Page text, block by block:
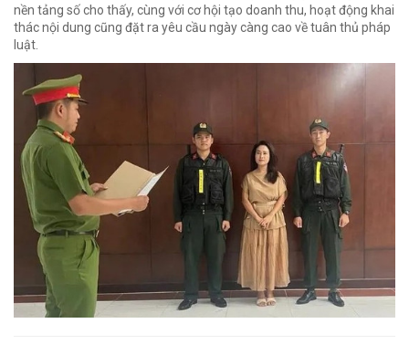
nền tảng số cho thấy, cùng với cơ hội tạo doanh thu, hoạt động khai
thác nội dung cũng đặt ra yêu cầu ngày càng cao về tuân thủ pháp
luật.